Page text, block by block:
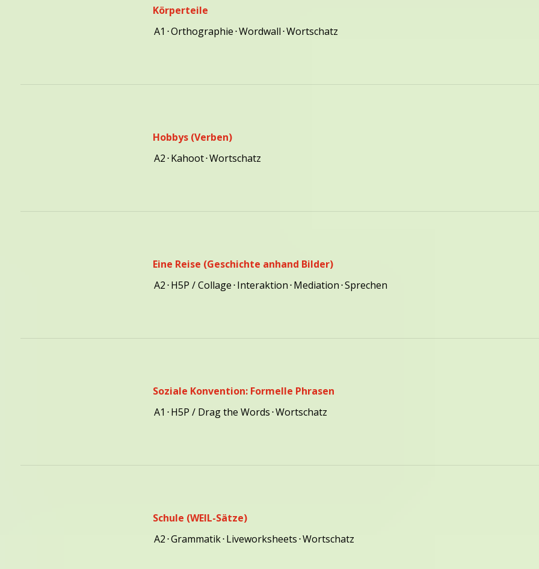
Körperteile
A1 ⋅Orthographie⋅Wordwall⋅Wortschatz
Hobbys (Verben)
A2⋅Kahoot⋅Wortschatz
Eine Reise (Geschichte anhand Bilder)
A2⋅H5P / Collage⋅Interaktion⋅Mediation⋅Sprechen
Soziale Konvention: Formelle Phrasen
A1 ⋅H5P / Drag the Words⋅Wortschatz
Schule (WEIL-Sätze)
A2⋅Grammatik⋅Liveworksheets⋅Wortschatz